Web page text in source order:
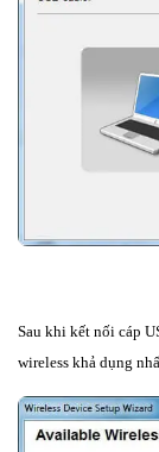
Sau khi kết nối cáp
wireless khả dụng